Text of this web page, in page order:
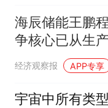
海辰储能王鹏
争核心已从生
方案
经济观察报 APP专享
宇宙中所有类